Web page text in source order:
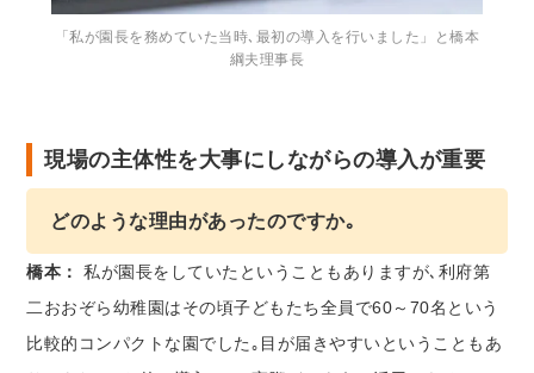
「私が園長を務めていた当時､最初の導入を行いました」と橋本
綱夫理事長
現場の主体性を大事にしながらの導入が重要
どのような理由があったのですか｡
橋本：私が園長をしていたということもありますが､利府第
二おおぞら幼稚園はその頃子どもたち全員で60～70名という
比較的コンパクトな園でした｡目が届きやすいということもあ